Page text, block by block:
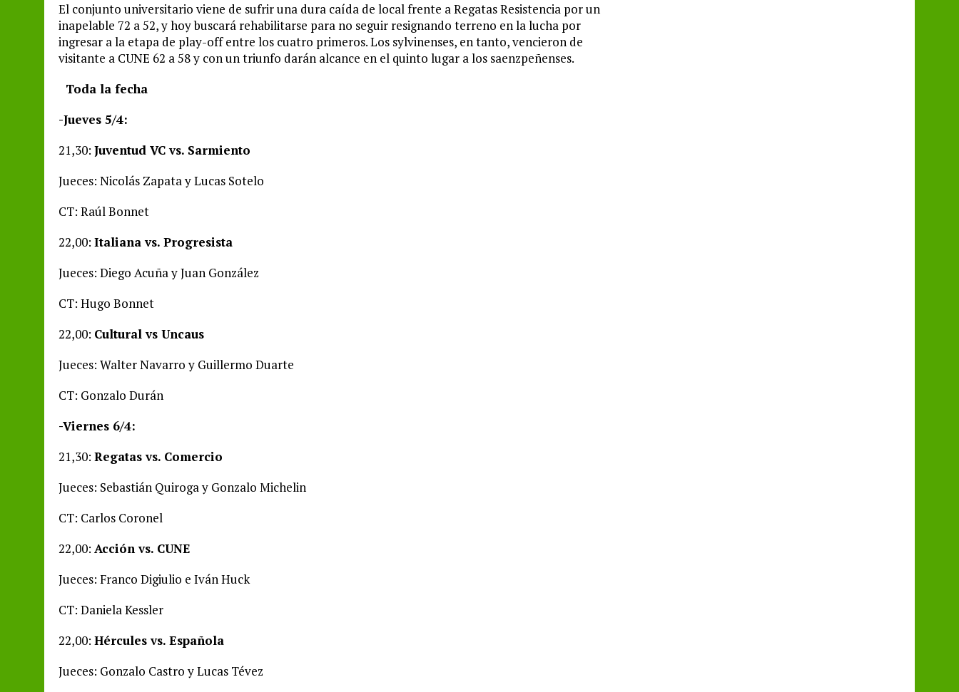
El conjunto universitario viene de sufrir una dura caída de local frente a Regatas Resistencia por un
inapelable 72 a 52, y hoy buscará rehabilitarse para no seguir resignando terreno en la lucha por
ingresar a la etapa de play-off entre los cuatro primeros. Los sylvinenses, en tanto, vencieron de
visitante a CUNE 62 a 58 y con un triunfo darán alcance en el quinto lugar a los saenzpeñenses.
Toda la fecha
-Jueves 5/4:
21,30: Juventud VC vs. Sarmiento
Jueces: Nicolás Zapata y Lucas Sotelo
CT: Raúl Bonnet
22,00: Italiana vs. Progresista
Jueces: Diego Acuña y Juan González
CT: Hugo Bonnet
22,00: Cultural vs Uncaus
Jueces: Walter Navarro y Guillermo Duarte
CT: Gonzalo Durán
-Viernes 6/4:
21,30: Regatas vs. Comercio
Jueces: Sebastián Quiroga y Gonzalo Michelin
CT: Carlos Coronel
22,00: Acción vs. CUNE
Jueces: Franco Digiulio e Iván Huck
CT: Daniela Kessler
22,00: Hércules vs. Española
Jueces: Gonzalo Castro y Lucas Tévez